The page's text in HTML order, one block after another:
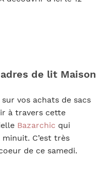
de lit Maison
vos achats de sacs
à travers cette
Bazarchic qui
C’est très
de ce samedi.